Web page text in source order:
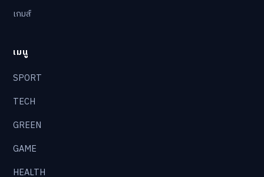
เกมส์
เมนู
SPORT
TECH
GREEN
GAME
HEALTH